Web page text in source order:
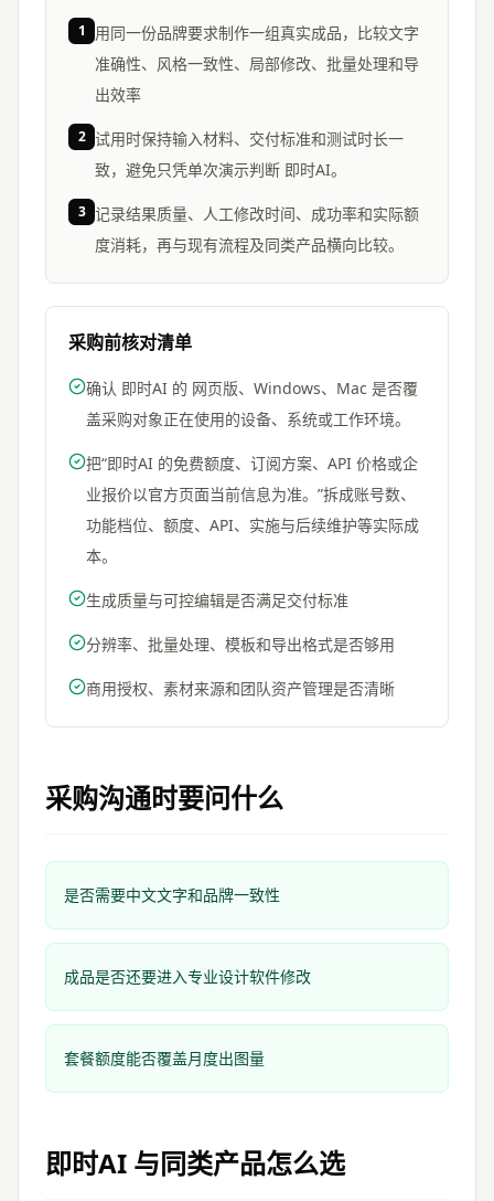
1
用同一份品牌要求制作一组真实成品，比较文字
准确性、风格一致性、局部修改、批量处理和导
出效率
2 试用时保持输入材料、交付标准和测试时长一
致，避免只凭单次演示判断 即时AI。
3 记录结果质量、人工修改时间、成功率和实际额
度消耗，再与现有流程及同类产品横向比较。
采购前核对清单
确认 即时AI 的 网页版、Windows、Mac 是否覆
盖采购对象正在使用的设备、系统或工作环境。
把“即时AI 的免费额度、订阅方案、API 价格或企
业报价以官方页面当前信息为准。”拆成账号数、
功能档位、额度、API、实施与后续维护等实际成
本。
生成质量与可控编辑是否满足交付标准
分辨率、批量处理、模板和导出格式是否够用
商用授权、素材来源和团队资产管理是否清晰
采购沟通时要问什么
是否需要中文文字和品牌一致性
成品是否还要进入专业设计软件修改
套餐额度能否覆盖月度出图量
即时AI 与同类产品怎么选